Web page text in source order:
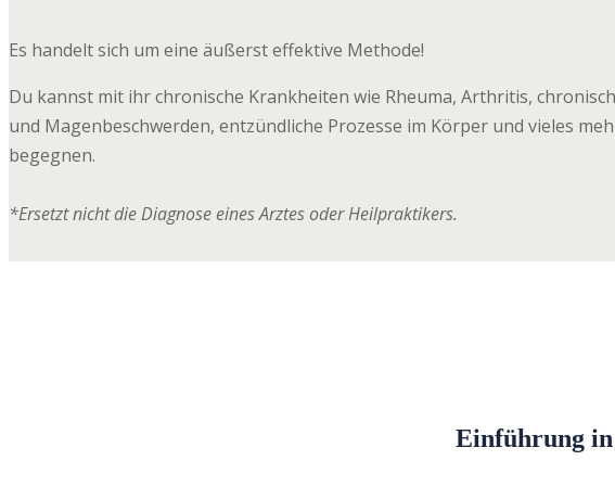
Es handelt sich um eine äußerst effektive Methode!
Du kannst mit ihr chronische Krankheiten wie Rheuma, Arthritis,
und Magenbeschwerden, entzündliche Prozesse im Körper und vieles
begegnen.
*Ersetzt nicht die Diagnose eines Arztes oder Heilpraktikers.
Einführung in